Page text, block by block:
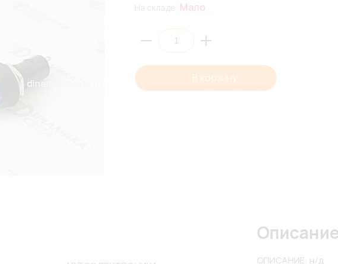
Мало
В корзину
ОПИСАНИЕ: н/д